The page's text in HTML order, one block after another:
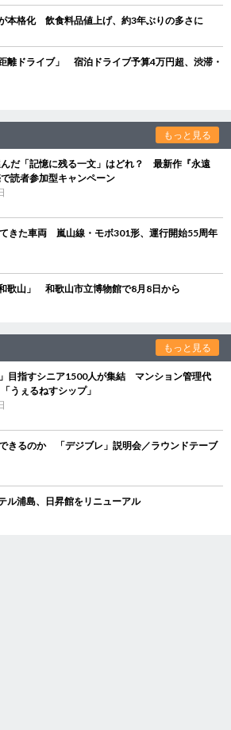
本格化 飲食料品値上げ、約3年ぶりの多さに
離ドライブ」 宿泊ドライブ予算4万円超、渋滞・
もっと見る
だ「記憶に残る一文」はどれ？ 最新作『永遠
読者参加型キャンペーン
きた車両 嵐山線・モボ301形、運行開始55周年
歌山」 和歌山市立博物館で8月8日から
もっと見る
」目指すシニア1500人が集結 マンション管理代
うぇるねすシップ」
きるのか 「デジブレ」説明会／ラウンドテーブ
浦島、日昇館をリニューアル